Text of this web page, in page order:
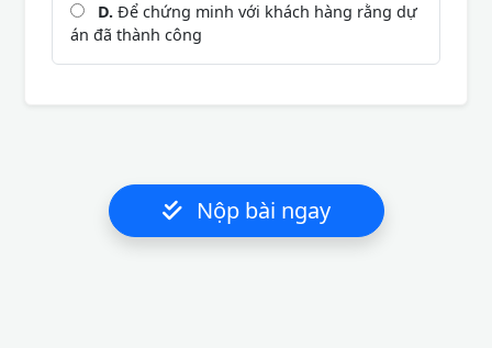
D. Để chứng minh với khách hàng rằng dự
án đã thành công
Nộp bài ngay